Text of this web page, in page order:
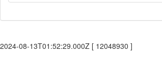
2024-08-13T01:52:29.000Z [ 12048930 ]